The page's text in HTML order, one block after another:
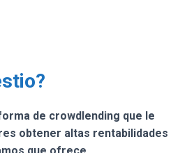
de crowdlending que le
obtener altas rentabilidades